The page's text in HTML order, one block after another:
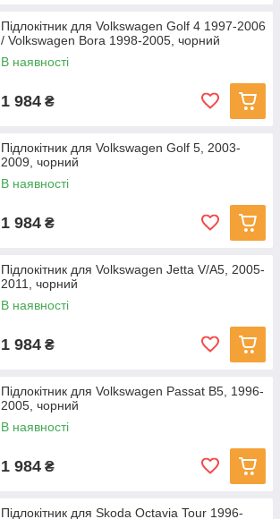
Підлокітник для Volkswagen Golf 4 1997-2006
/ Volkswagen Bora 1998-2005, чорний
В наявності
1 984 ₴
Підлокітник для Volkswagen Golf 5, 2003-
2009, чорний
В наявності
1 984 ₴
Підлокітник для Volkswagen Jetta V/A5, 2005-
2011, чорний
В наявності
1 984 ₴
Підлокітник для Volkswagen Passat B5, 1996-
2005, чорний
В наявності
1 984 ₴
Підлокітник для Skoda Octavia Tour 1996-